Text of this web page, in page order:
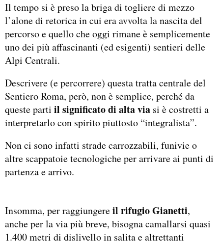
Il tempo si è preso la briga di togliere di mezzo
l’alone di retorica in cui era avvolta la nascita del
percorso e quello che oggi rimane è semplicemente
uno dei più affascinanti (ed esigenti) sentieri delle
Alpi Centrali.
Descrivere (e percorrere) questa tratta centrale del
Sentiero Roma, però, non è semplice, perché da
queste parti il significato di alta via si è costretti a
interpretarlo con spirito piuttosto “integralista”.
Non ci sono infatti strade carrozzabili, funivie o
altre scappatoie tecnologiche per arrivare ai punti di
partenza e arrivo.
Insomma, per raggiungereil rifugio Gianetti,
anche per la via più breve, bisogna camallarsi quasi
1.400 metri di dislivello in salita e altrettanti